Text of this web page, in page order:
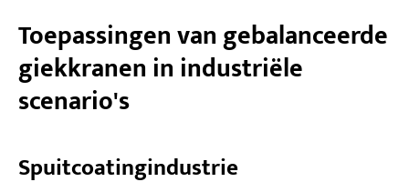
Toepassingen van gebalanceerde
giekkranen in industriële
scenario's
Spuitcoatingindustrie